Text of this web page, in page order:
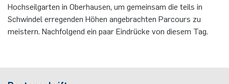
Hoch­seil­gar­ten in Ober­hau­sen, um ge­mein­sam die teils in
Schwin­del er­re­gen­den Höhen an­ge­brach­ten Par­cours zu
meis­tern. Nach­fol­gend ein paar Ein­drü­cke von die­sem Tag.